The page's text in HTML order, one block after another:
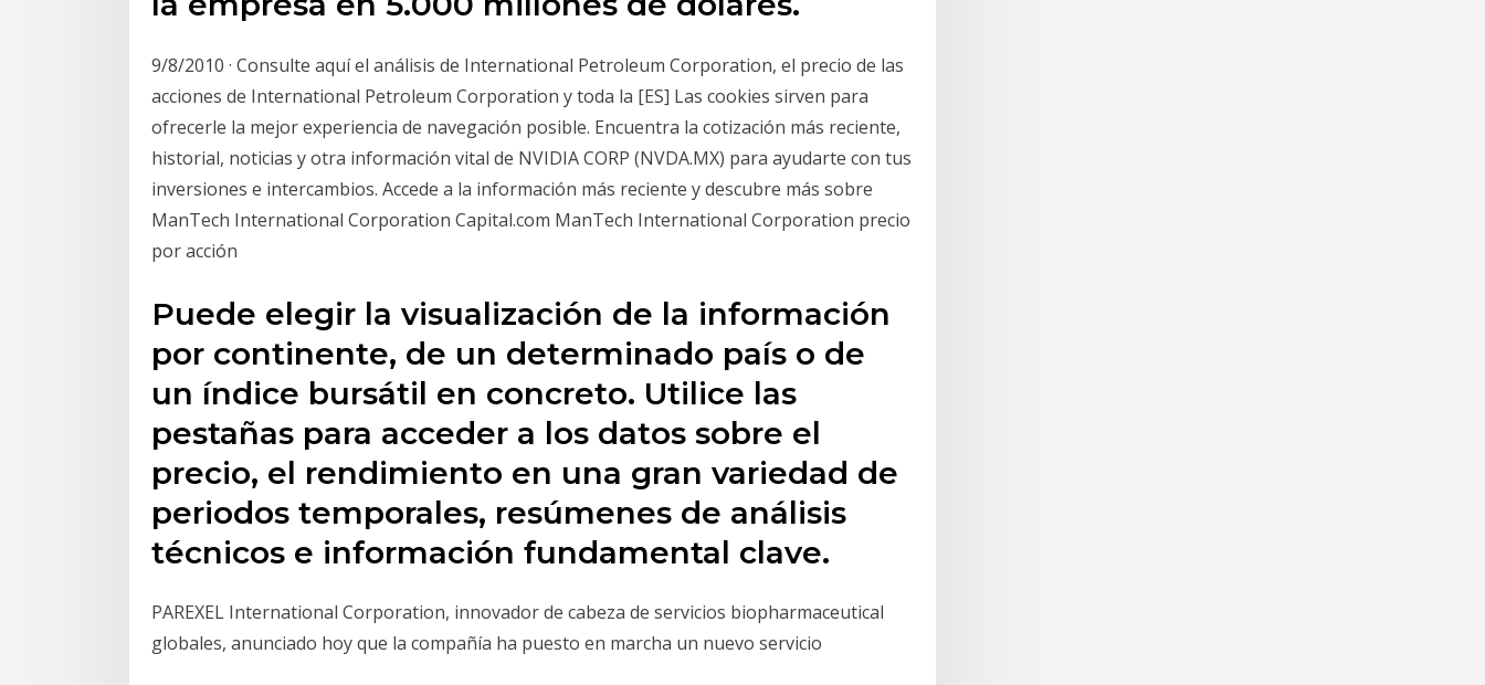
9/8/2010 · Consulte aquí el análisis de International Petroleum Corporation, el precio de las
acciones de International Petroleum Corporation y toda la [ES] Las cookies sirven para
ofrecerle la mejor experiencia de navegación posible. Encuentra la cotización más reciente,
historial, noticias y otra información vital de NVIDIA CORP (NVDA.MX) para ayudarte con tus
inversiones e intercambios. Accede a la información más reciente y descubre más sobre
ManTech International Corporation Capital.com ManTech International Corporation precio
por acción
Puede elegir la visualización de la información
por continente, de un determinado país o de
un índice bursátil en concreto. Utilice las
pestañas para acceder a los datos sobre el
precio, el rendimiento en una gran variedad de
periodos temporales, resúmenes de análisis
técnicos e información fundamental clave.
PAREXEL International Corporation, innovador de cabeza de servicios biopharmaceutical
globales, anunciado hoy que la compañía ha puesto en marcha un nuevo servicio